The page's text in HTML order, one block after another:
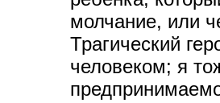
молчание, или
Трагический
человеком; я